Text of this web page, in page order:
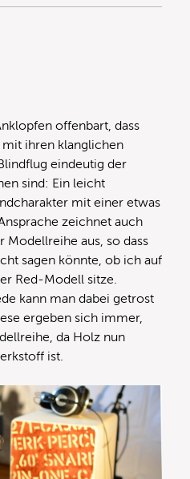
offenbart, dass
mit ihren klanglichen
eindeutig der
sind: Ein leicht
mit einer etwas
zeichnet auch
Modellreihe aus, so dass
sagen könnte, ob ich auf
Red-Modell sitze.
kann man dabei getrost
ergeben sich immer,
da Holz nun
ist.